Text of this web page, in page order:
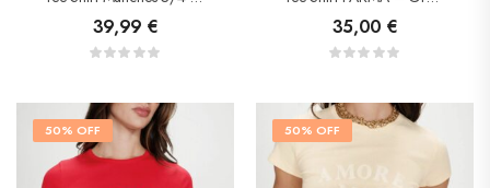
39,99 € 35,00 €
50% OFF 50% OFF